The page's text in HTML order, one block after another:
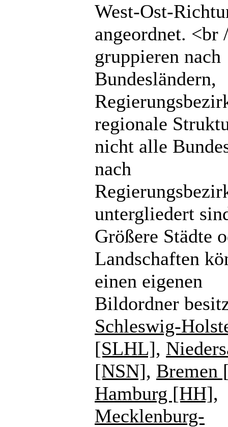
West-Ost-
angeordnet. <br
gruppieren nach
Bundesländern,
regionale
nicht alle
nach
untergliedert
Größere Städte
Landschaften
einen eigenen
Bildordner
Schleswig-
[SLHL],
[NSN], Bremen
Hamburg [HH],
Mecklenburg-